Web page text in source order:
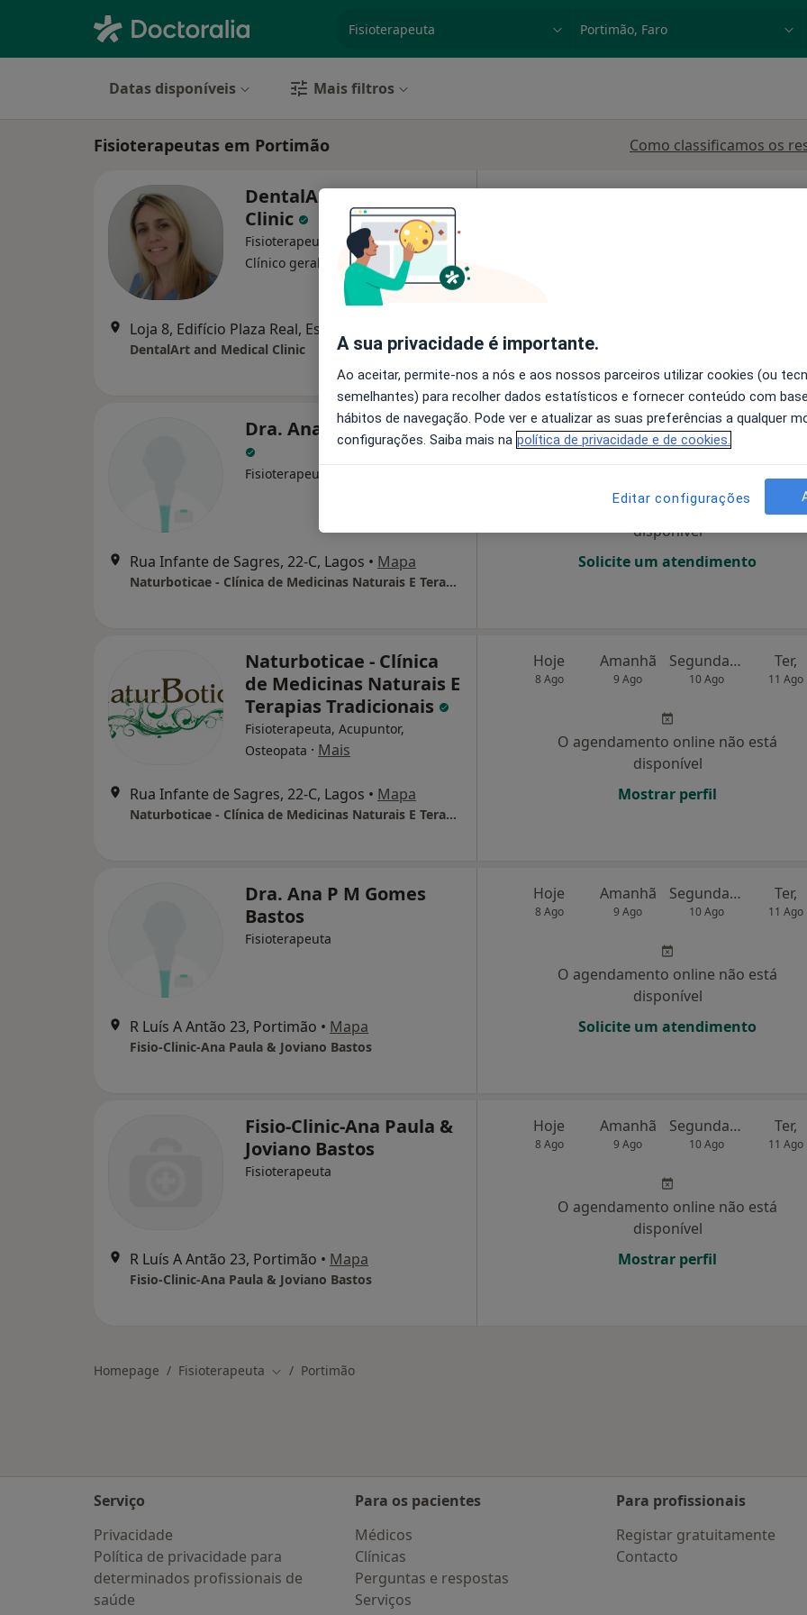
Datas disponíveis Mais filtros
Fisioterapeutas em Portimão Como classificamos os
DentalArt and Medical
Clinic
Fisioterapeuta, Cirurgião vascular,
Clínico geral
Mais
DentalArt and Medical Clinic
Dra. Ana Isabel Rosalino
Fisioterapeuta
Rua Infante de Sagres, 22-C, Lagos • Mapa
Naturboticae - Clínica de Medicinas Naturais E Terapias Tradicionais
Hoje
8 Ago
Amanhã
9 Ago
Segunda-feira
10 Ago
Ter,
O agendamento online não está
disponível
Solicite um atendimento
Naturboticae - Clínica
de Medicinas Naturais E
Terapias Tradicionais
Fisioterapeuta, Acupuntor,
Osteopata · Mais
Rua Infante de Sagres, 22-C, Lagos • Mapa
Naturboticae - Clínica de Medicinas Naturais E Terapias Tradicionais
Hoje
8 Ago
Amanhã
9 Ago
Segunda-feira
10 Ago
Ter,
11 Ago
O agendamento online não está
disponível
Mostrar perfil
Dra. Ana P M Gomes
Bastos
Fisioterapeuta
R Luís A Antão 23, Portimão • Mapa
Fisio-Clinic-Ana Paula & Joviano Bastos
Hoje
8 Ago
Amanhã
9 Ago
Segunda-feira
10 Ago
Ter,
11 Ago
O agendamento online não está
disponível
Solicite um atendimento
Fisio-Clinic-Ana Paula &
Joviano Bastos
Fisioterapeuta
R Luís A Antão 23, Portimão • Mapa
Fisio-Clinic-Ana Paula & Joviano Bastos
Hoje
8 Ago
Amanhã
9 Ago
Segunda-feira
10 Ago
Ter,
11 Ago
O agendamento online não está
disponível
Mostrar perfil
Homepage Fisioterapeuta Mudar de cidade
Portimão
Serviço
Privacidade
Política de privacidade para
determinados profissionais de
saúde
Para os pacientes
Médicos
Clínicas
Perguntas e respostas
Serviços
Para profissionais
Registar gratuitamente
Contacto
A sua privacidade é importante.
Ao aceitar, permite-nos a nós e aos nossos parceiros utilizar cookies (ou
semelhantes) para recolher dados estatísticos e fornecer conteúdo com
hábitos de navegação. Pode ver e atualizar as suas preferências a qualquer
configurações. Saiba mais na política de privacidade e de cookies.
Editar configurações